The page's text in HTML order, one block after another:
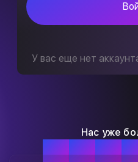
Нас уже
У вас еще нет